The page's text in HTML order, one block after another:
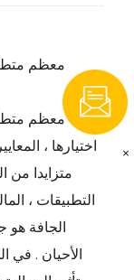
×
معظم
معظم
اختيارها ،
متزايدا من
الجافة
الأحيان .